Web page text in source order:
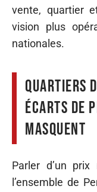
vente, quartier
vision plus
nationales.
Quartiers
écarts de
masquent
Parler d’un
l’ensemble de